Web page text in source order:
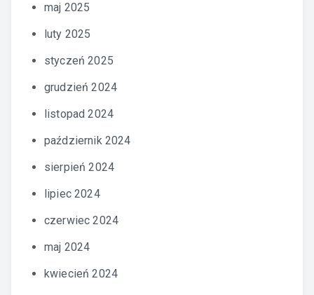
maj 2025
luty 2025
styczeń 2025
grudzień 2024
listopad 2024
październik 2024
sierpień 2024
lipiec 2024
czerwiec 2024
maj 2024
kwiecień 2024